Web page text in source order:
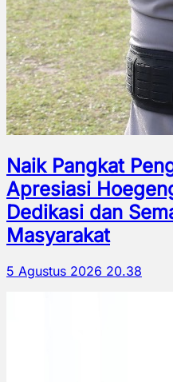
Naik Pangkat
Apresiasi
Dedikasi dan
Masyarakat
5 Agustus 2026 20.38